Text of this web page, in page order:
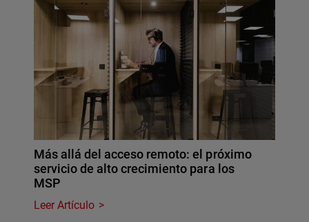
Más allá del acceso remoto: el próximo
servicio de alto crecimiento para los
MSP
Leer Artículo